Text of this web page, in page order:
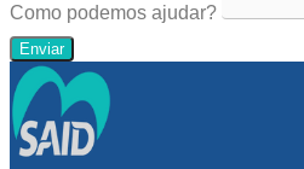
Como podemos ajudar?
Enviar